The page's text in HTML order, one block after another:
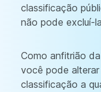
classificação
não pode excluí-
Como anfitrião
você pode alterar
classificação a